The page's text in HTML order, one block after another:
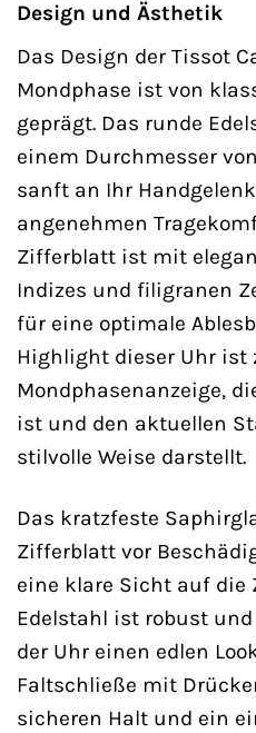
Design und Ästhetik
Das Design der Tissot
Mondphase ist von
geprägt. Das runde
einem Durchmesser
sanft an Ihr
angenehmen
Zifferblatt ist mit
Indizes und filigranen
für eine optimale
Highlight dieser Uhr ist
Mondphasenanzeige,
ist und den aktuellen
stilvolle Weise darstellt.
Das kratzfeste
Zifferblatt vor
eine klare Sicht auf die
Edelstahl ist robust
der Uhr einen edlen
Faltschließe mit
sicheren Halt und ein